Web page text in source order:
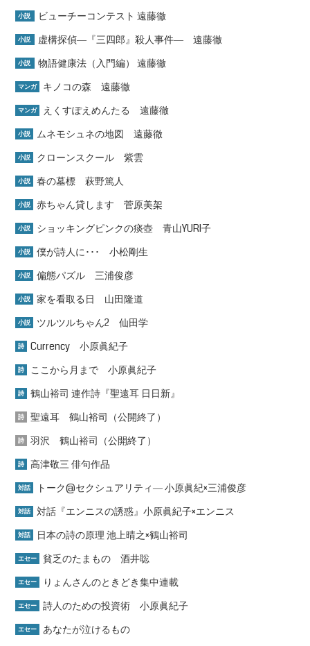
小説 ビューチーコンテスト 遠藤徹
小説 虚構探偵―『三四郎』殺人事件― 遠藤徹
小説 物語健康法（入門編） 遠藤徹
マンガ キノコの森 遠藤徹
マンガ えくすぽえめんたる 遠藤徹
小説 ムネモシュネの地図 遠藤徹
小説 クローンスクール 紫雲
小説 春の墓標 萩野篤人
小説 赤ちゃん貸します 菅原美架
小説 ショッキングピンクの痰壺 青山YURI子
小説 僕が詩人に･･･ 小松剛生
小説 偏態パズル 三浦俊彦
小説 家を看取る日 山田隆道
小説 ツルツルちゃん2 仙田学
詩 Currency 小原眞紀子
詩 ここから月まで 小原眞紀子
詩 鶴山裕司 連作詩『聖遠耳 日日新』
詩 聖遠耳 鶴山裕司（公開終了）
詩 羽沢 鶴山裕司（公開終了）
詩 高津敬三 俳句作品
対話 トーク@セクシュアリティ― 小原眞紀×三浦俊彦
対話 対話『エンニスの誘惑』小原眞紀子×エンニス
対話 日本の詩の原理 池上晴之×鶴山裕司
エセー 貧乏のたまもの 酒井聡
エセー りょんさんのときどき集中連載
エセー 詩人のための投資術 小原眞紀子
エセー あなたが泣けるもの